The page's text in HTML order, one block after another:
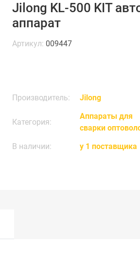
Jilong KL-500 KIT
аппарат
Артикул: 009447
Производитель: Jilong
Категория:
Аппараты для
сварки
В наличии:
у 1 поставщика